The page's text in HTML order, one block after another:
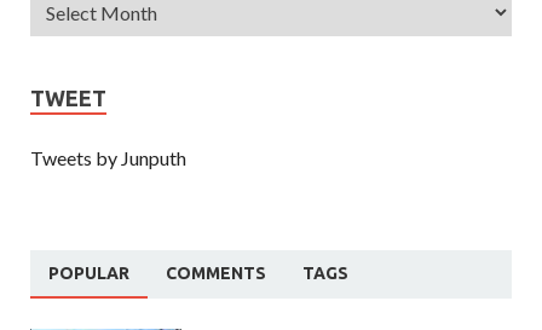
TWEET
Tweets by Junputh
POPULAR COMMENTS TAGS